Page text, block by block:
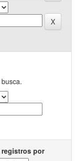
registros por